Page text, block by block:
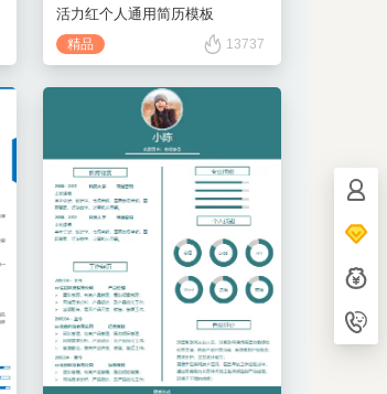
设计师
活力红个人通用简历模板
精品 13737